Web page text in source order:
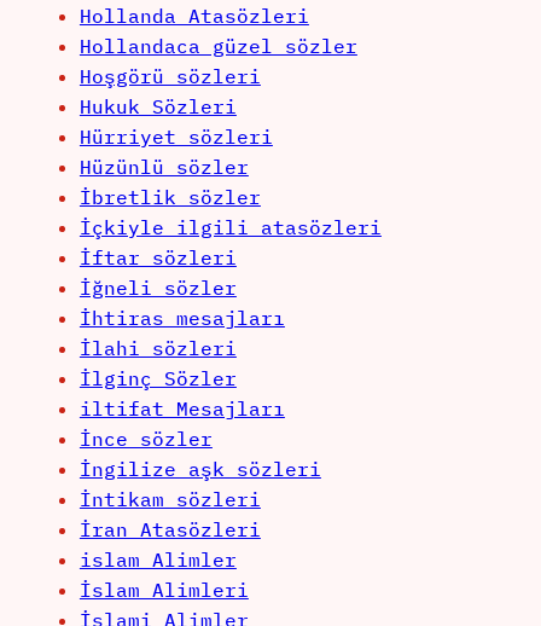
Hollanda Atasözleri
Hollandaca güzel sözler
Hoşgörü sözleri
Hukuk Sözleri
Hürriyet sözleri
Hüzünlü sözler
İbretlik sözler
İçkiyle ilgili atasözleri
İftar sözleri
İğneli sözler
İhtiras mesajları
İlahi sözleri
İlginç Sözler
iltifat Mesajları
İnce sözler
İngilize aşk sözleri
İntikam sözleri
İran Atasözleri
islam Alimler
İslam Alimleri
İslami Alimler